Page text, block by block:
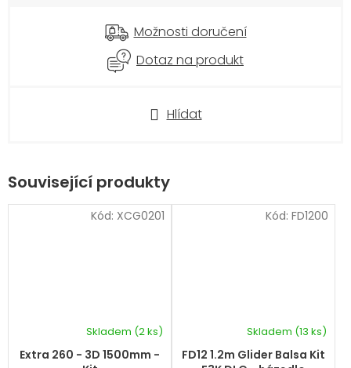
Hlídat
Možnosti doručení
Dotaz na produkt
Související produkty
Extra 260 - 3D 1500mm -
Skladem (2 ks)
Kód: XCG0201
FD12 1.2m Glider Balsa Kit
hodnocení
Skladem (13 ks)
Kód: FD1200